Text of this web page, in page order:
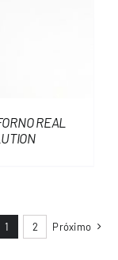
REAL
1 2 Próximo